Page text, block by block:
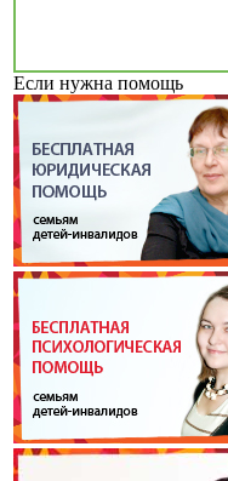
Если нужна помощь